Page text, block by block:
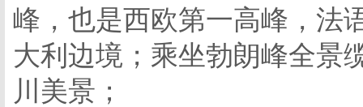
峰，也是西欧第一高峰，法
大利边境；乘坐勃朗峰全景
川美景；